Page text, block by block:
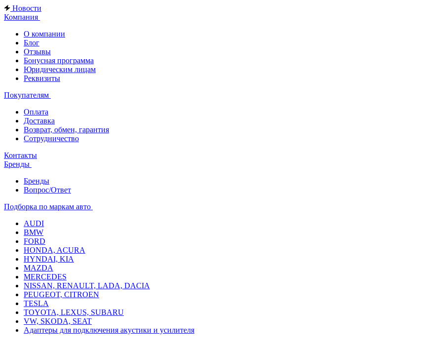
Новости
Компания
О компании
Блог
Отзывы
Бонусная программа
Юридическим лицам
Реквизиты
Покупателям
Оплата
Доставка
Возврат, обмен, гарантия
Сотрудничество
Контакты
Бренды
Бренды
Вопрос/Ответ
Подборка по маркам авто
AUDI
BMW
FORD
HONDA, ACURA
HYNDAI, KIA
MAZDA
MERCEDES
NISSAN, RENAULT, LADA, DACIA
PEUGEOT, CITROEN
TESLA
TOYOTA, LEXUS, SUBARU
VW, SKODA, SEAT
Адаптеры для подключения акустики и усилителя